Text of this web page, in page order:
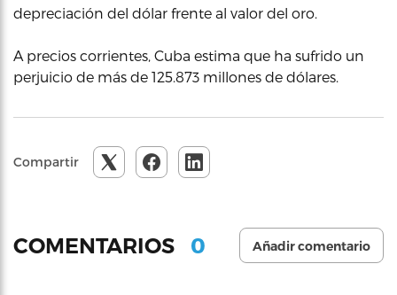
depreciación del dólar frente al valor del oro.
A precios corrientes, Cuba estima que ha sufrido un
perjuicio de más de 125.873 millones de dólares.
Compartir
COMENTARIOS 0 Añadir comentario